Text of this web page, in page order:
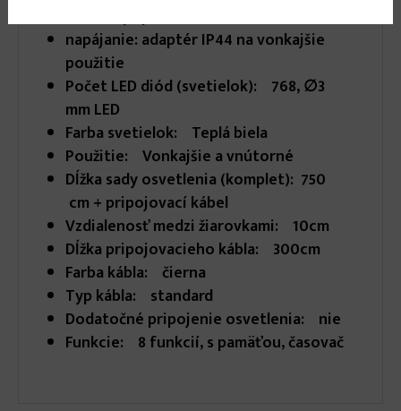
batéria, je príslušenstvom)
napájanie: adaptér IP44 na vonkajšie
použitie
Počet LED diód (svetielok): 768, ∅3
mm LED
Farba svetielok: Teplá biela
Použitie: Vonkajšie a vnútorné
Dĺžka sady osvetlenia (komplet): 750
cm + pripojovací kábel
Vzdialenosť medzi žiarovkami: 10cm
Dĺžka pripojovacieho kábla: 300cm
Farba kábla: čierna
Typ kábla: standard
Dodatočné pripojenie osvetlenia: nie
Funkcie: 8 funkcií, s pamäťou, časovač